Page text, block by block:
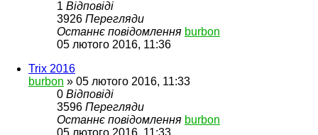
1 Відповіді
3926 Перегляди
Останнє повідомлення burbon
05 лютого 2016, 11:36
Trix 2016
burbon » 05 лютого 2016, 11:33
0 Відповіді
3596 Перегляди
Останнє повідомлення burbon
05 лютого 2016, 11:33